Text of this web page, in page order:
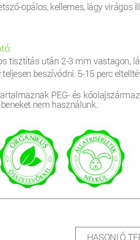
opálos, kellemes, lágy virágos
tisztítás után 2-3 mm vastagon,
beszívódni. 5-15 perc
PEG- és
nem használunk.
HASONLÓ